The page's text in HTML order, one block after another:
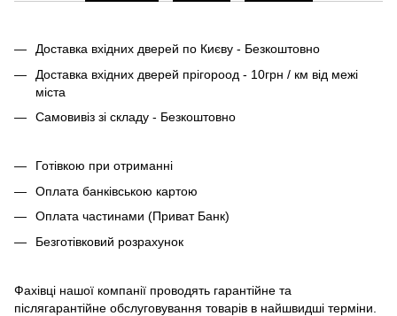
Доставка вхідних дверей по Києву - Безкоштовно
Доставка вхідних дверей прігороод - 10грн / км від межі
міста
Самовивіз зі складу - Безкоштовно
Готівкою при отриманні
Оплата банківською картою
Оплата частинами (Приват Банк)
Безготівковий розрахунок
Фахівці нашої компанії проводять гарантійне та
післягарантійне обслуговування товарів в найшвидші терміни.